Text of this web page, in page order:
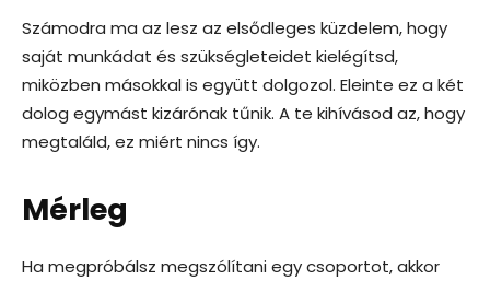
Számodra ma az lesz az elsődleges küzdelem, hogy
saját munkádat és szükségleteidet kielégítsd,
miközben másokkal is együtt dolgozol. Eleinte ez a két
dolog egymást kizárónak tűnik. A te kihívásod az, hogy
megtaláld, ez miért nincs így.
Mérleg
Ha megpróbálsz megszólítani egy csoportot, akkor